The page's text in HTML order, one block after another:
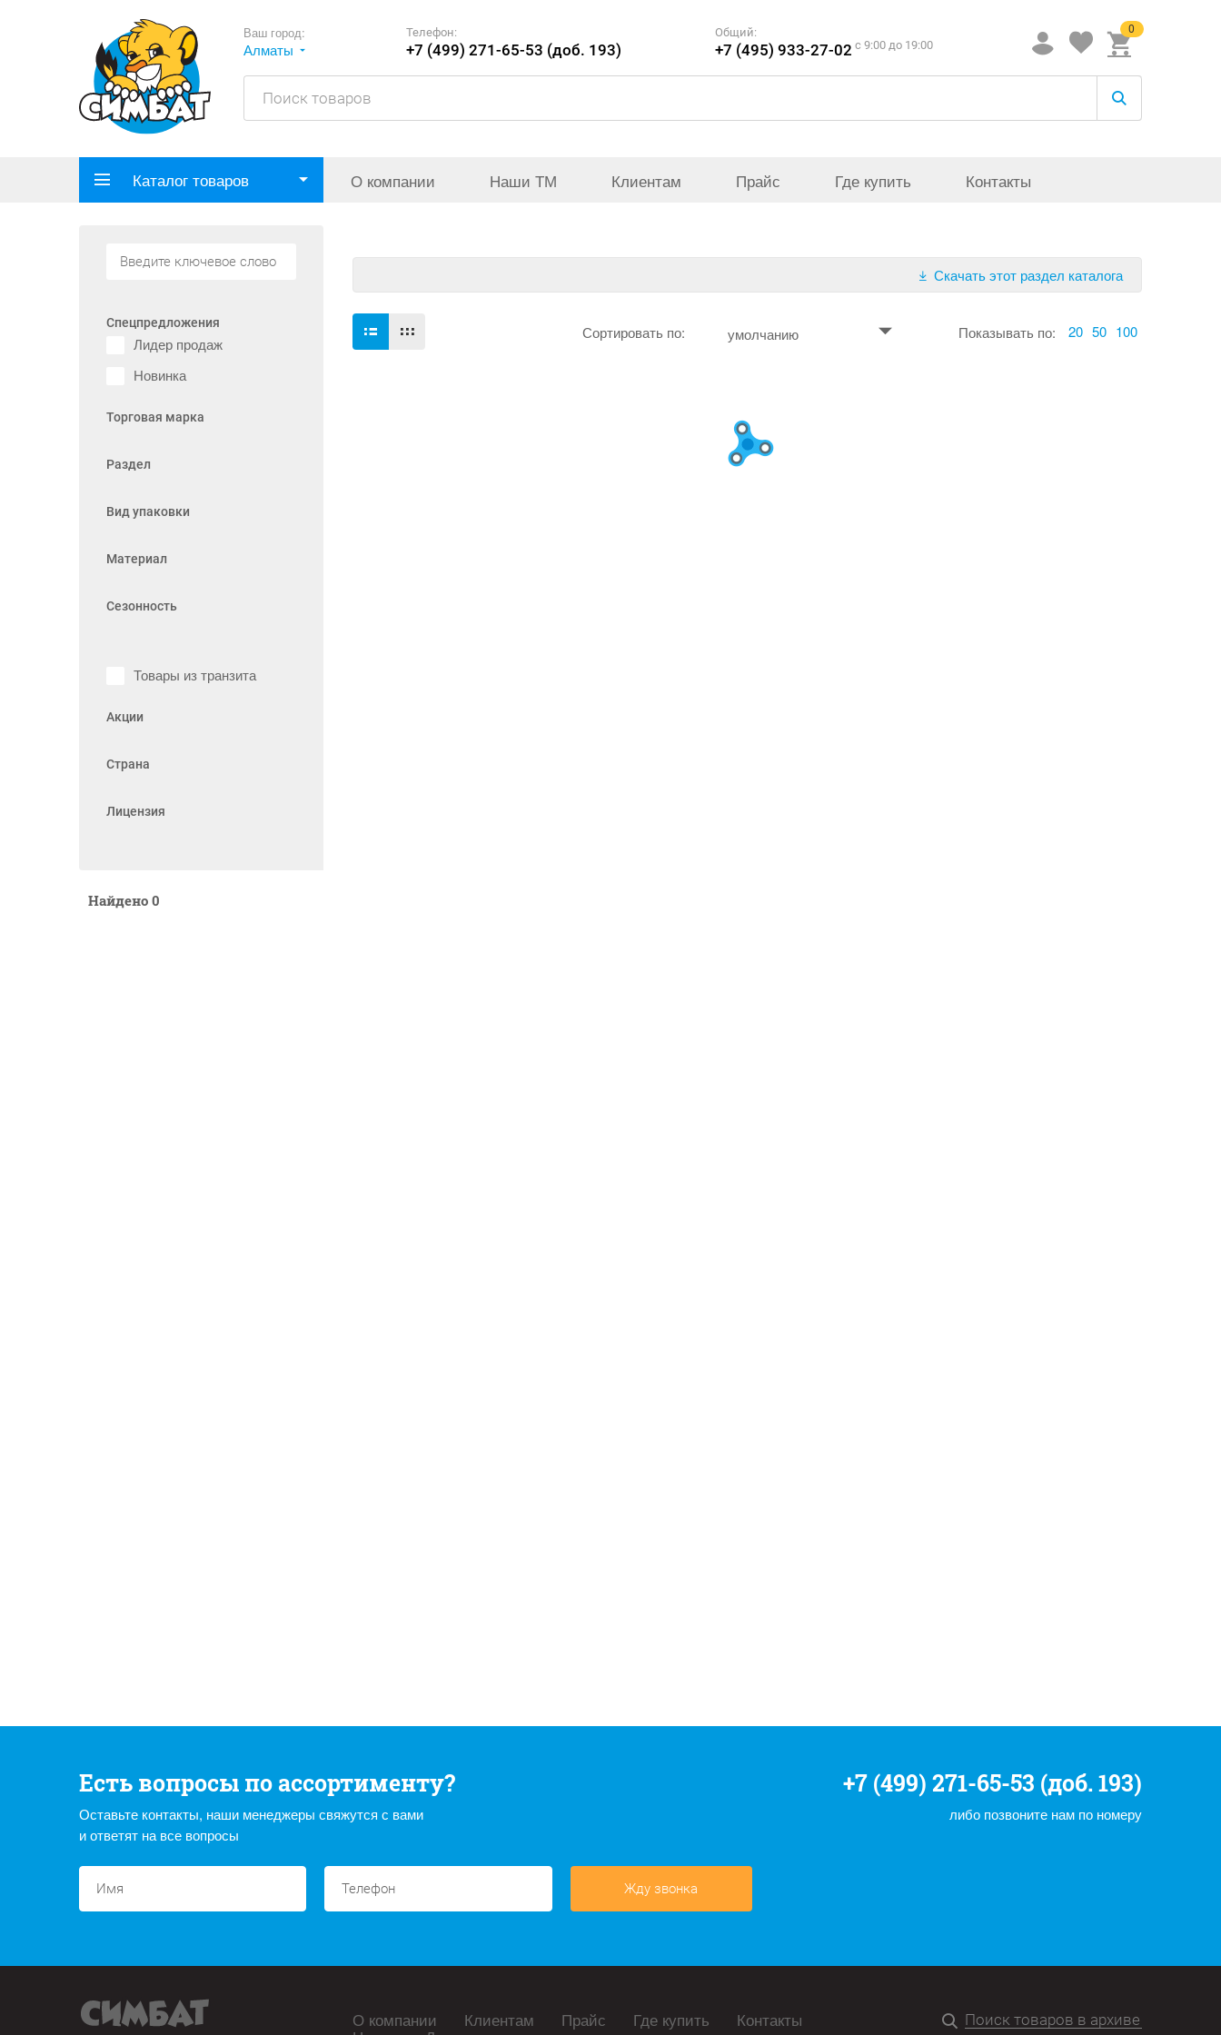
Ваш город:
Алматы
Телефон:
+7 (499) 271-65-53 (доб. 193)
Общий:
+7 (495) 933-27-02 c 9:00 до 19:00
0
Каталог товаров О компании Наши ТМ Клиентам Прайс Где купить Контакты
Спецпредложения
Лидер продаж
Новинка
Торговая марка
Раздел
Вид упаковки
Материал
Сезонность
Товары из транзита
Акции
Страна
Лицензия
Найдено 0
Скачать этот раздел каталога
Сортировать по: умолчанию Показывать по: 20 50 100
Есть вопросы по ассортименту?
Оставьте контакты, наши менеджеры свяжутся с вами
и ответят на все вопросы
+7 (499) 271-65-53 (доб. 193)
либо позвоните нам по номеру
Жду звонка
О компании Клиентам Прайс Где купить Контакты